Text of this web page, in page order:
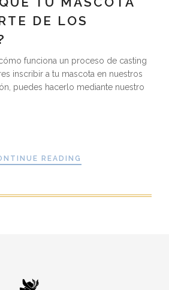
DE LOS
funciona un proceso de casting
inscribir a tu mascota en nuestros
puedes hacerlo mediante nuestro
READING